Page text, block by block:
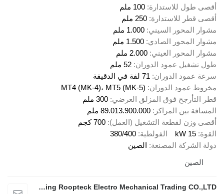
أقصى طول للاستدارة 100 ملم
أقصى قطر للاستدارة 250 ملم
مشوار المحور السيني 1.000 ملم
مشوار المحور الصادي 1.500 ملم
مشوار المحور العيني 2.000 ملم
طول تشغيل عمود الدوران 52 ملم
سرعة عمود الدوران 71 لفة في الدقيقة
مخروط عمود الدوران MT4 (MK-4)، MT5 (MK-5)
قطر التأرجح فوق المزلق العرضي 300 ملم
المسافة بين المراكز
89.013.900.000 ملم
أقصى وزن لقطعة التشغيل (العمل) 700 كجم
القوة 15 kW الفولطية 380/400
دولة الشركة المصنعة الصين
الصين
Nanjing Roopteck Electro Mechanical Trading CO.,LTD